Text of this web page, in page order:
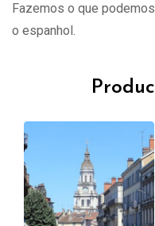
Fazemos o que
o espanhol.